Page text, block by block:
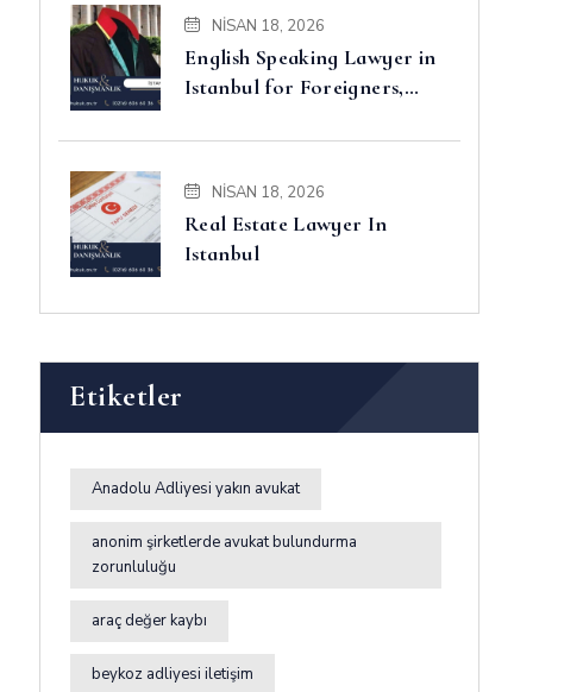
NISAN 18, 2026
English Speaking Lawyer in
Istanbul for Foreigners,
Disputes
NISAN 18, 2026
Real Estate Lawyer In
Istanbul
Etiketler
Anadolu Adliyesi yakın avukat
anonim şirketlerde avukat bulundurma
zorunluluğu
araç değer kaybı
beykoz adliyesi iletişim